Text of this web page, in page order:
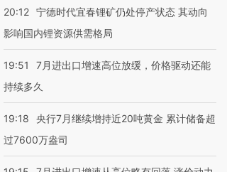
20:12 宁德时代宜春锂矿仍处停产状态 其动向
影响国内锂资源供需格局
19:51
7月进出口增速高位放缓，价格驱动还能
持续多久
19:18
央行7月继续增持近20吨黄金 累计储备超
过7600万盎司